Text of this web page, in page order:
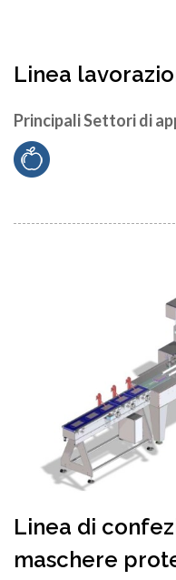
Linea
Principali Settori di
Linea di
maschere